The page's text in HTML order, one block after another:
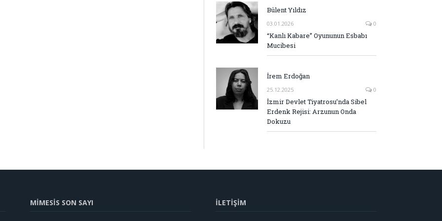
Bülent Yıldız
03.01.2026 0
“Kanlı Kabare” Oyununun Esbabı
Mucibesi
İrem Erdoğan
25.12.2025 0
İzmir Devlet Tiyatrosu’nda Sibel
Erdenk Rejisi: Arzunun Onda
Dokuzu
MİMESİS SON SAYI İLETİŞİM